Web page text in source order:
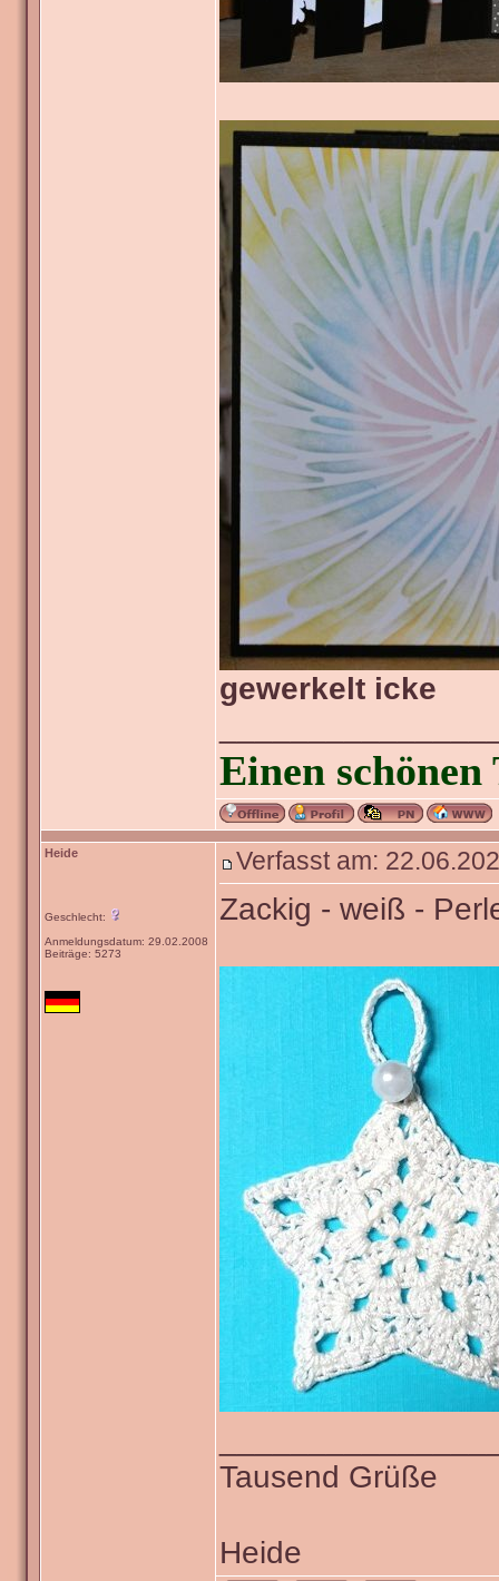
gewerkelt icke
Einen
Heide
Geschlecht:
Anmeldungsdatum: 29.02.2008
Beiträge: 5273
Verfasst am:
Zackig - weiß -
Tausend Grüße
Heide